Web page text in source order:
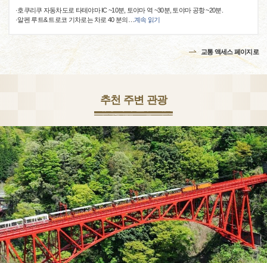
·호쿠리쿠 자동차도로 타테야마 IC ~10분, 토야마 역 ~30분, 토야마 공항 ~20분.
·알펜 루트& 트로코 기차로는 차로 40 분의
계속 읽기
교통 액세스 페이지로
추천 주변 관광